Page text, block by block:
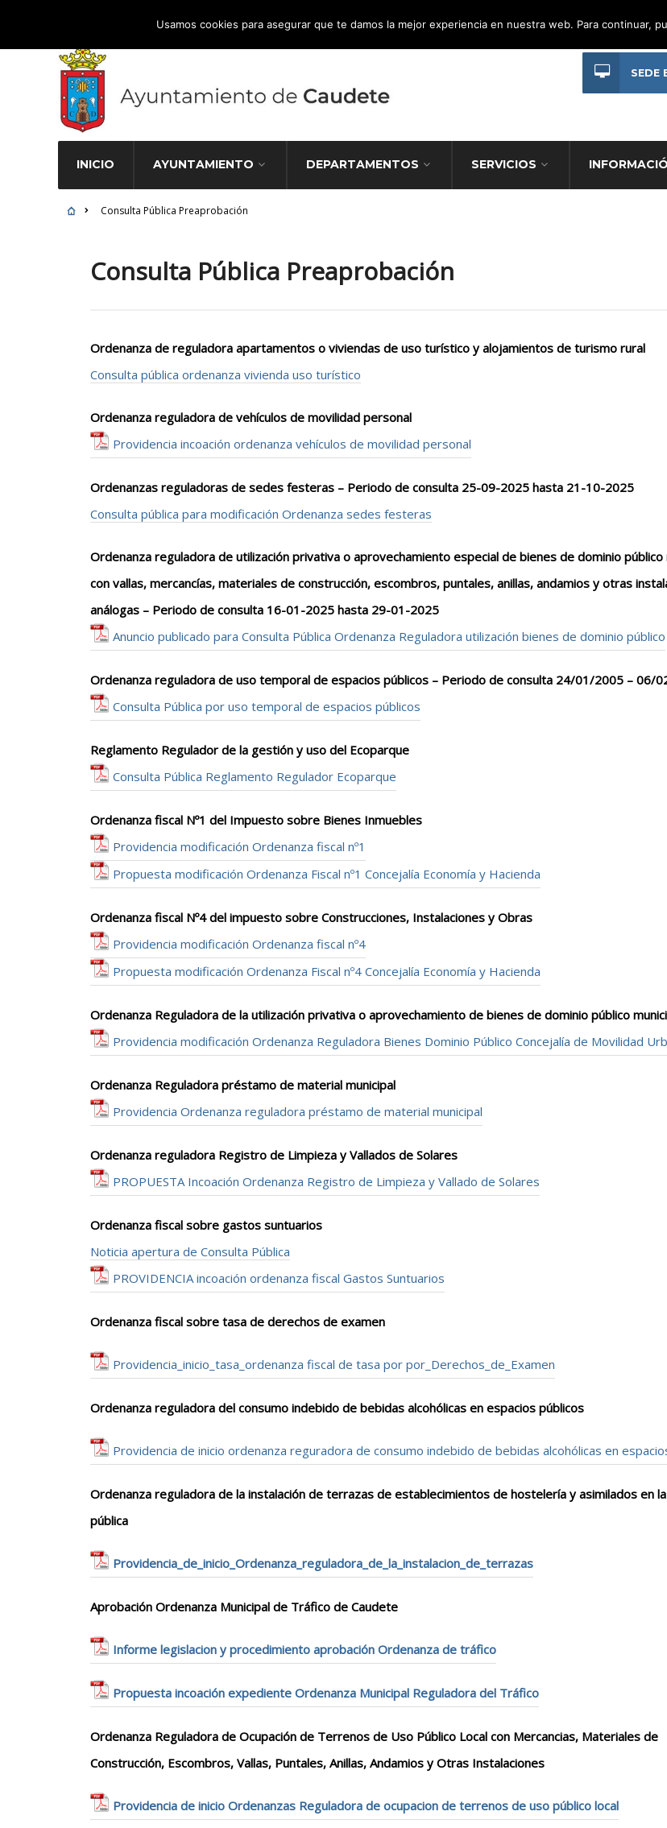
Atención Ciudadana 965 827 000
INICIO AYUNTAMIENTO DEPARTAMENTOS SERVICIOS
SEDE
Consulta Pública Preaprobación
Consulta Pública Preaprobación
Ordenanza de reguladora apartamentos o viviendas de uso turístico y alojamientos de turismo rural
Consulta pública ordenanza vivienda uso turístico
Ordenanza reguladora de vehículos de movilidad personal
Providencia incoación ordenanza vehículos de movilidad personal
Ordenanzas reguladoras de sedes festeras – Periodo de consulta 25-09-2025 hasta 21-10-2025
Consulta pública para modificación Ordenanza sedes festeras
Ordenanza reguladora de utilización privativa o aprovechamiento especial de bienes de dominio público
con vallas, mercancías, materiales de construcción, escombros, puntales, anillas, andamios y otras
análogas – Periodo de consulta 16-01-2025 hasta 29-01-2025
Anuncio publicado para Consulta Pública Ordenanza Reguladora utilización bienes de dominio público
Ordenanza reguladora de uso temporal de espacios públicos – Periodo de consulta 24/01/2005 – 06/
Consulta Pública por uso temporal de espacios públicos
Reglamento Regulador de la gestión y uso del Ecoparque
Consulta Pública Reglamento Regulador Ecoparque
Ordenanza fiscal Nº1 del Impuesto sobre Bienes Inmuebles
Providencia modificación Ordenanza fiscal nº1
Propuesta modificación Ordenanza Fiscal nº1 Concejalía Economía y Hacienda
Ordenanza fiscal Nº4 del impuesto sobre Construcciones, Instalaciones y Obras
Providencia modificación Ordenanza fiscal nº4
Propuesta modificación Ordenanza Fiscal nº4 Concejalía Economía y Hacienda
Ordenanza Reguladora de la utilización privativa o aprovechamiento de bienes de dominio público
Providencia modificación Ordenanza Reguladora Bienes Dominio Público Concejalía de Movilidad
Ordenanza Reguladora préstamo de material municipal
Providencia Ordenanza reguladora préstamo de material municipal
Ordenanza reguladora Registro de Limpieza y Vallados de Solares
PROPUESTA Incoación Ordenanza Registro de Limpieza y Vallado de Solares
Ordenanza fiscal sobre gastos suntuarios
Noticia apertura de Consulta Pública
PROVIDENCIA incoación ordenanza fiscal Gastos Suntuarios
Ordenanza fiscal sobre tasa de derechos de examen
Providencia_inicio_tasa_ordenanza fiscal de tasa por por_Derechos_de_Examen
Ordenanza reguladora del consumo indebido de bebidas alcohólicas en espacios públicos
Providencia de inicio ordenanza reguradora de consumo indebido de bebidas alcohólicas en
Ordenanza reguladora de la instalación de terrazas de establecimientos de hostelería y asimilados en
pública
Providencia_de_inicio_Ordenanza_reguladora_de_la_instalacion_de_terrazas
Aprobación Ordenanza Municipal de Tráfico de Caudete
Informe legislacion y procedimiento aprobación Ordenanza de tráfico
Propuesta incoación expediente Ordenanza Municipal Reguladora del Tráfico
Ordenanza Reguladora de Ocupación de Terrenos de Uso Público Local con Mercancias, Materiales de
Construcción, Escombros, Vallas, Puntales, Anillas, Andamios y Otras Instalaciones
Providencia de inicio Ordenanzas Reguladora de ocupacion de terrenos de uso público local
Usamos cookies para asegurar que te damos la mejor experiencia en nuestra web. Para continuar,